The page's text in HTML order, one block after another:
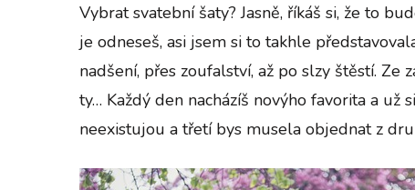
Vybrat svatební šaty? Jasně, říkáš si, že to
je odneseš, asi jsem si to takhle
nadšení, přes zoufalství, až po slzy štěstí. Ze
ty… Každý den nacházíš novýho favorita a už
neexistujou a třetí bys musela objednat z